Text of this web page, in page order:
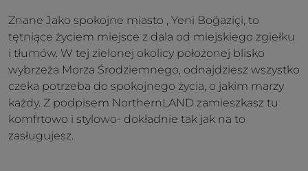
Znane Jako spokojne miasto , Yeni Boğaziçi, to
tętniące życiem miejsce z dala od miejskiego zgiełku
i tłumów. W tej zielonej okolicy położonej blisko
wybrzeża Morza Środziemnego, odnajdziesz wszystko
czeka potrzeba do spokojnego życia, o jakim marzy
każdy. Z podpisem NorthernLAND zamieszkasz tu
komfrtowo i stylowo- dokładnie tak jak na to
zasługujesz.